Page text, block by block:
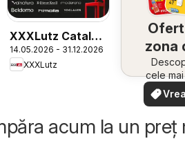
XXXLutz Catalog
Premium
14.05.2026 - 31.12.2026
XXXLutz
zona
cele
oferte
văd
acum la un preț